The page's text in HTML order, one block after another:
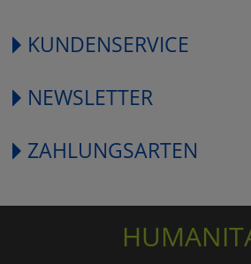
KUNDENSERVICE
NEWSLETTER
ZAHLUNGSARTEN